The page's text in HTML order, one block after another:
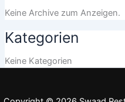
Keine Archive zum Anzeigen.
Kategorien
Keine Kategorien